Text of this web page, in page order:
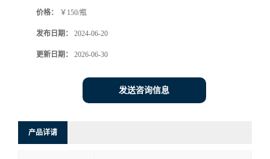
价格： ￥150/瓶
发布日期： 2024-06-20
更新日期： 2026-06-30
发送咨询信息
产品详请